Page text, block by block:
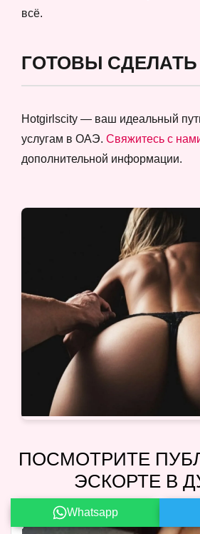
всё.
ГОТОВЫ
Hotgirlscity — ваш идеальный
услугам в ОАЭ. Свяжитесь с
дополнительной информации.
ПОСМОТРИТЕ
ЭСКОРТЕ В
Whatsapp